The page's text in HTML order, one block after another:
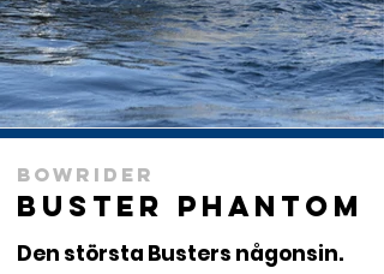
Bowrider
Buster Phantom
Den största Busters någonsin.